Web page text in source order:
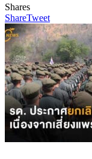
Shares
ShareTweet